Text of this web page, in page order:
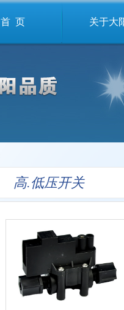
首 页 关于大
高.低压开关